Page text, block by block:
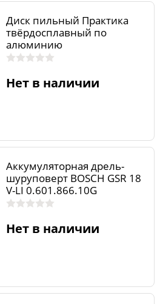
Диск пильный Практика
твёрдосплавный по
алюминию
305х30/25,4мм,100 зубов
Нет в наличии
Аккумуляторная дрель-
шуруповерт BOSCH GSR 18
V-LI 0.601.866.10G
Нет в наличии